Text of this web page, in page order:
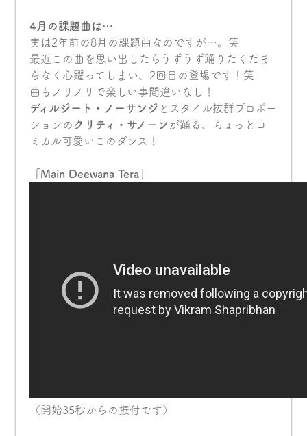
4月の課題曲は…
実は2年前の8月の課題曲なのですが…。笑
最近この曲を思い出したらうずうず踊りたくたま
らなく心躍ってしまい、2回目の登場です！笑
曲もノリノリで楽しい事間違いなし！
ディルジート・ノーサンジ とスタイル抜群プロポー
ションの クリティ・サノーン が踊る、ちょっとコ
ミカル可愛いこのダンス！
「Main Deewana Tera」
（開始35秒からの振付です）